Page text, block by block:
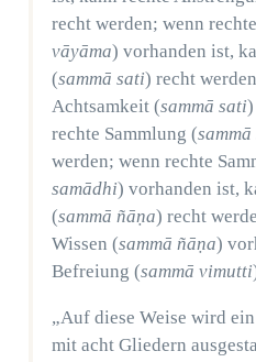
recht werden; wenn
vāyāma) vorhanden ist,
(sammā sati) recht
Achtsamkeit (sammā sati
rechte Sammlung (
werden; wenn rechte
samādhi) vorhanden ist,
(sammā ñāṇa) recht
Wissen (sammā ñāṇa)
Befreiung (sammā vimutti
„Auf diese Weise wird
mit acht Gliedern